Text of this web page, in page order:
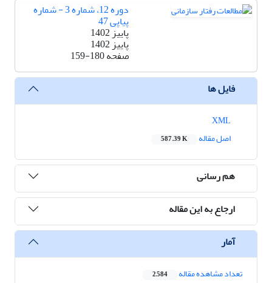
دوره 12، شماره 3 - شماره
پیاپی 47
پاییز 1402
پاییز 1402
صفحه159-180
فایل ها
اصل مقاله
587.39 K
هم رسانی
ارجاع به این مقاله
آمار
تعداد مشاهده مقاله 2,584